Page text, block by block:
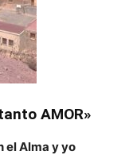
AMOR»
el Alma y yo